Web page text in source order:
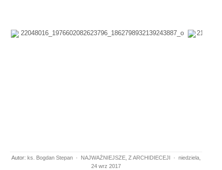
Autor: ks. Bogdan Stepan · NAJWAŻNIEJSZE Z ARCHIDIECEJI · niedziela,
24 wrz 2017